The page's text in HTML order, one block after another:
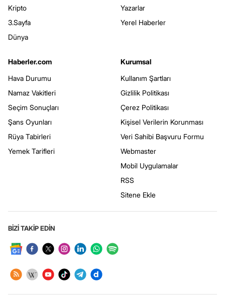
Kripto
3.Sayfa
Dünya
Yazarlar
Yerel Haberler
Haberler.com
Hava Durumu
Namaz Vakitleri
Seçim Sonuçları
Şans Oyunları
Rüya Tabirleri
Yemek Tarifleri
Kurumsal
Kullanım Şartları
Gizlilik Politikası
Çerez Politikası
Kişisel Verilerin Korunması
Veri Sahibi Başvuru Formu
Webmaster
Mobil Uygulamalar
RSS
Sitene Ekle
BİZİ TAKİP EDİN